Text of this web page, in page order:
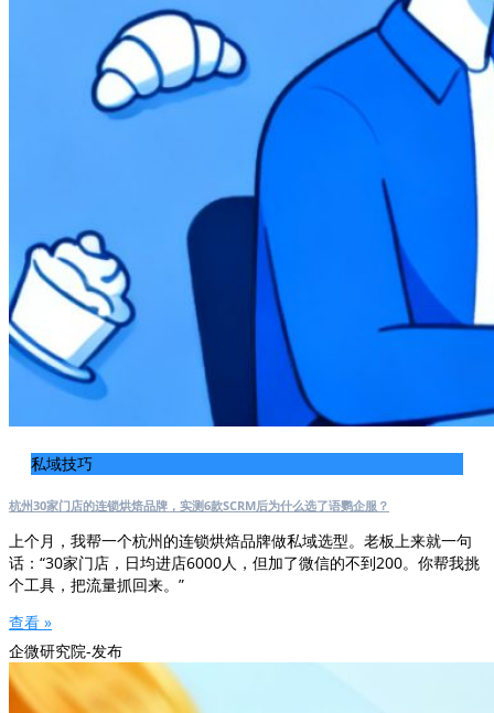
私域技巧
杭州30家门店的连锁烘焙品牌，实测6款SCRM后为什么选了语鹦企服？
上个月，我帮一个杭州的连锁烘焙品牌做私域选型。老板上来就一句
话：“30家门店，日均进店6000人，但加了微信的不到200。你帮我挑
个工具，把流量抓回来。”
查看 »
企微研究院-发布